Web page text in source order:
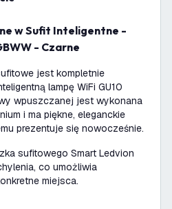
- Czarne
jest kompletnie
lampę WiFi GU10
wpuszczanej jest wykonana
i ma piękne, eleganckie
prezentuje się nowocześnie.
sufitowego Smart Ledvion
co umożliwia
miejsca.